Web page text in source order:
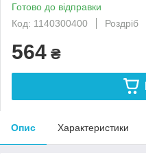
Готово до відправки
Код: 1140300400
Роздріб
564 ₴
Опис Характеристики